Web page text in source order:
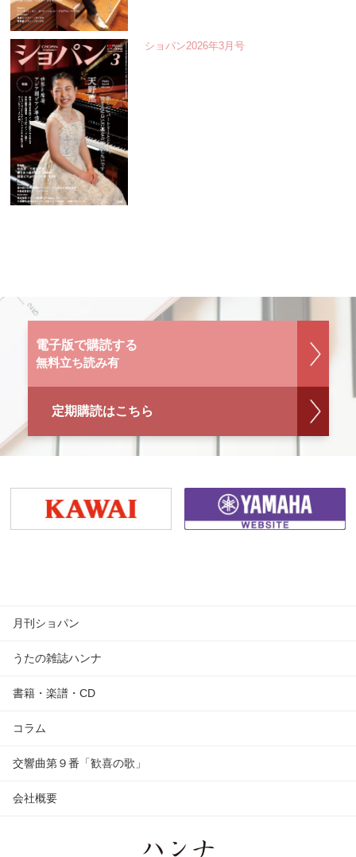
ショパン2026年3月号
電子版で購読する
無料立ち読み有
定期購読はこちら
月刊ショパン
うたの雑誌ハンナ
書籍・楽譜・CD
コラム
交響曲第９番「歓喜の歌」
会社概要